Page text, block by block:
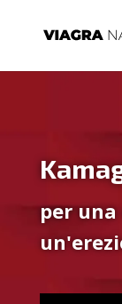
per